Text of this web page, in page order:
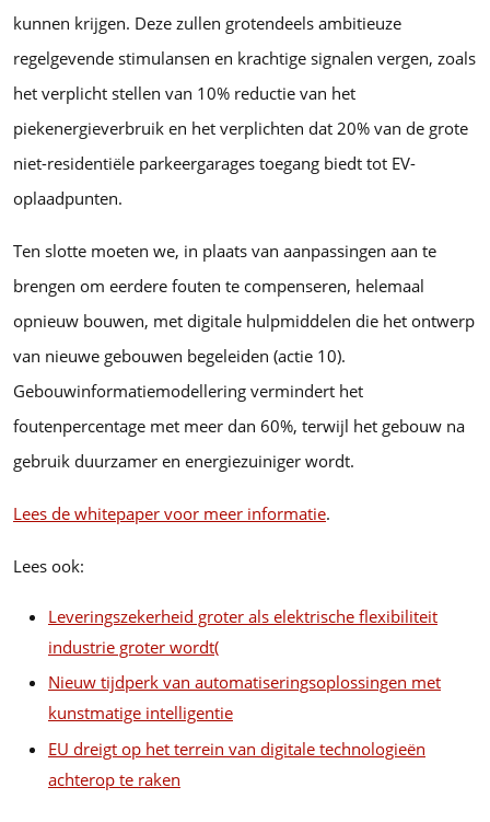
kunnen krijgen. Deze zullen grotendeels ambitieuze
regelgevende stimulansen en krachtige signalen vergen, zoals
het verplicht stellen van 10% reductie van het
piekenergieverbruik en het verplichten dat 20% van de grote
niet-residentiële parkeergarages toegang biedt tot EV-
oplaadpunten.
Ten slotte moeten we, in plaats van aanpassingen aan te
brengen om eerdere fouten te compenseren, helemaal
opnieuw bouwen, met digitale hulpmiddelen die het ontwerp
van nieuwe gebouwen begeleiden (actie 10).
Gebouwinformatiemodellering vermindert het
foutenpercentage met meer dan 60%, terwijl het gebouw na
gebruik duurzamer en energiezuiniger wordt.
Lees de whitepaper voor meer informatie.
Lees ook:
Leveringszekerheid groter als elektrische flexibiliteit
industrie groter wordt(
Nieuw tijdperk van automatiseringsoplossingen met
kunstmatige intelligentie
EU dreigt op het terrein van digitale technologieën
achterop te raken